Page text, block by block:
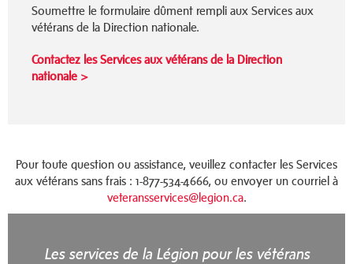
Soumettre le formulaire dûment rempli aux Services aux
vétérans de la Direction nationale.
Contactez les Services aux vétérans de la Direction
nationale >
Pour toute question ou assistance, veuillez contacter les Services
aux vétérans sans frais : 1-877-534-4666, ou envoyer un courriel à
veteransservices@legion.ca.
Les services de la Légion pour les vétérans